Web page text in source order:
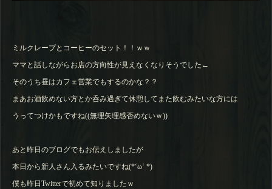
ミルクレープとコーヒーのセット！！ｗｗ
ママと話しながらお店の方向性が見えなくなりそうでした←
そのうち昼はカフェ営業でもするのかな？？
まあお酒飲めない方とか呑み過ぎて休憩してまた飲むみたいな方には
うってつけかもですね((無理矢理感否めないｗ))
あと昨日のブログでもお伝えしましたが
本日から新人さん入るみたいですね(*‘ω‘ *)
僕も昨日Twitterで初めて知りましたｗ